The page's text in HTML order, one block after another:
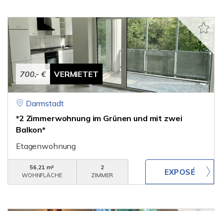
700,- € VERMIETET
Darmstadt
*2 Zimmerwohnung im Grünen und mit zwei
Balkon*
Etagenwohnung
56,21 m²
WOHNFLÄCHE
2
ZIMMER